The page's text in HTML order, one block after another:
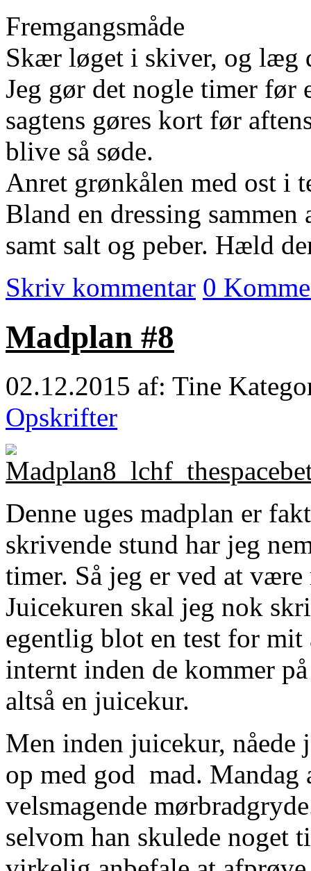
Fremgangsmåde
Skær løget i skiver, og læg
Jeg gør det nogle timer før
sagtens gøres kort før
blive så søde.
Anret grønkålen med ost i
Bland en dressing
samt salt og peber. Hæld
Skriv kommentar 0
Madplan #8
02.12.2015 af: Tine
Opskrifter
Denne uges madplan er
skrivende stund har jeg
timer. Så jeg er ved at
Juicekuren skal jeg nok
egentlig blot en test for
internt inden de kommer
altså en juicekur.
Men inden juicekur, nåede
op med god mad. Mandag
velsmagende
selvom han skulede noget